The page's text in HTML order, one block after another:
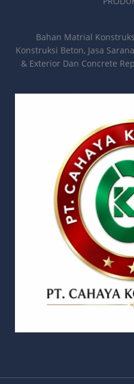
Bahan Matrial
Konstruksi Beton, Jasa
& Exterior Dan Concrete